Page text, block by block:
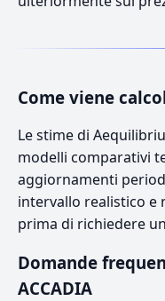
Come viene
Le stime di
modelli comparativi
aggiornamenti
intervallo realistico e
prima di richiedere
Domande
ACCADIA